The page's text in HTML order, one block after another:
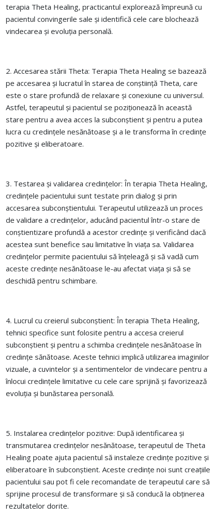
terapia Theta Healing, practicantul explorează împreună cu
pacientul convingerile sale și identifică cele care blochează
vindecarea și evoluția personală.
2. Accesarea stării Theta: Terapia Theta Healing se bazează
pe accesarea și lucratul în starea de conștiință Theta, care
este o stare profundă de relaxare și conexiune cu universul.
Astfel, terapeutul și pacientul se poziționează în această
stare pentru a avea acces la subconștient și pentru a putea
lucra cu credințele nesănătoase și a le transforma în credințe
pozitive și eliberatoare.
3. Testarea și validarea credințelor: În terapia Theta Healing,
credințele pacientului sunt testate prin dialog și prin
accesarea subconștientului. Terapeutul utilizează un proces
de validare a credințelor, aducând pacientul într-o stare de
conștientizare profundă a acestor credințe și verificând dacă
acestea sunt benefice sau limitative în viața sa. Validarea
credințelor permite pacientului să înțeleagă și să vadă cum
aceste credințe nesănătoase le-au afectat viața și să se
deschidă pentru schimbare.
4. Lucrul cu creierul subconștient: În terapia Theta Healing,
tehnici specifice sunt folosite pentru a accesa creierul
subconștient și pentru a schimba credințele nesănătoase în
credințe sănătoase. Aceste tehnici implică utilizarea imaginilor
vizuale, a cuvintelor și a sentimentelor de vindecare pentru a
înlocui credințele limitative cu cele care sprijină și favorizează
evoluția și bunăstarea personală.
5. Instalarea credințelor pozitive: După identificarea și
transmutarea credințelor nesănătoase, terapeutul de Theta
Healing poate ajuta pacientul să instaleze credințe pozitive și
eliberatoare în subconștient. Aceste credințe noi sunt creațiile
pacientului sau pot fi cele recomandate de terapeutul care să
sprijine procesul de transformare și să conducă la obținerea
rezultatelor dorite.